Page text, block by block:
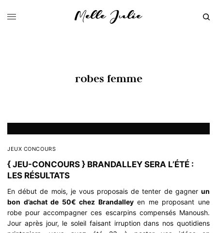
robes femme
JEUX CONCOURS
{ JEU-CONCOURS } BRANDALLEY SERA L’ÉTÉ :
LES RÉSULTATS
En début de mois, je vous proposais de tenter de gagner un
bon d’achat de 50€ chez Brandalleyen me proposant une
robe pour accompagner ces escarpins compensés Manoush.
Jour après jour, le soleil faisant irruption dans nos quotidiens